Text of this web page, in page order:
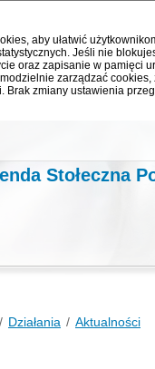
aby ułatwić
Jeśli nie
oraz zapisanie w pamięci
zarządzać
Brak zmiany ustawienia
Stołeczna
Działania Aktualności